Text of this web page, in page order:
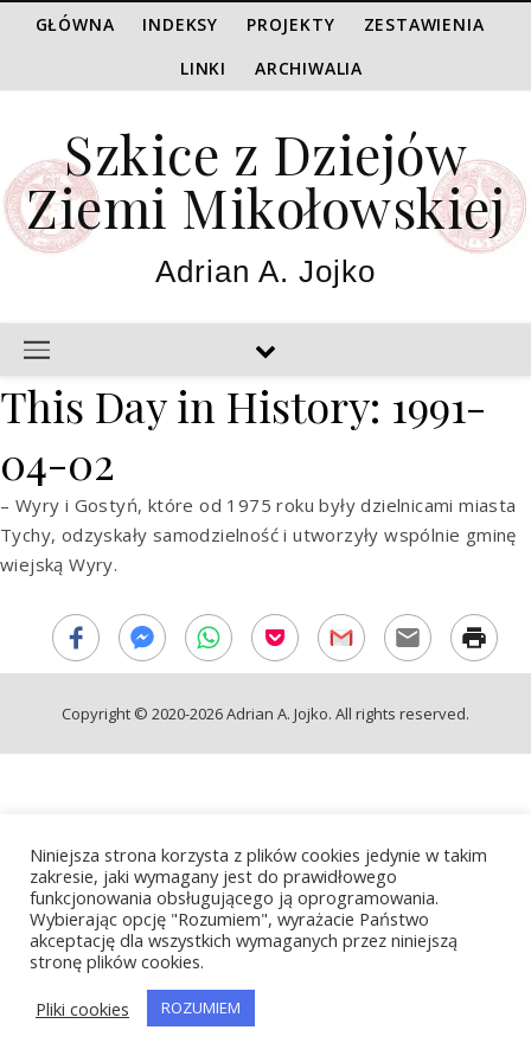
GŁÓWNA INDEKSY PROJEKTY
ZESTAWIENIA
LINKI
ARCHIWALIA
Szkice z Dziejów
Ziemi Mikołowskiej
Adrian A. Jojko
This Day in History: 1991-
04-02
– Wyry i Gostyń, które od 1975 roku były dzielnicami miasta
Tychy, odzyskały samodzielność i utworzyły wspólnie gminę
wiejską Wyry.
Copyright © 2020-2026 Adrian A. Jojko. All rights reserved.
Niniejsza strona korzysta z plików cookies jedynie w takim
zakresie, jaki wymagany jest do prawidłowego
funkcjonowania obsługującego ją oprogramowania.
Wybierając opcję "Rozumiem", wyrażacie Państwo
akceptację dla wszystkich wymaganych przez niniejszą
stronę plików cookies.
Pliki cookies
ROZUMIEM